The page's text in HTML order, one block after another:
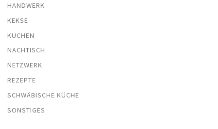
HANDWERK
KEKSE
KUCHEN
NACHTISCH
NETZWERK
REZEPTE
SCHWÄBISCHE KÜCHE
SONSTIGES